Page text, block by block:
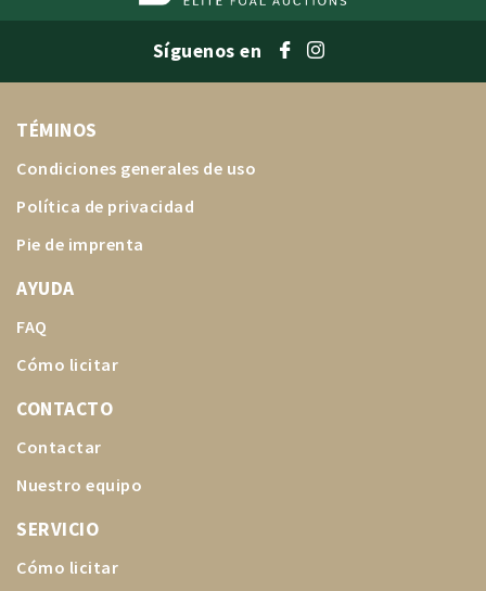
Síguenos en
TÉMINOS
Condiciones generales de uso
Política de privacidad
Pie de imprenta
AYUDA
FAQ
Cómo licitar
CONTACTO
Contactar
Nuestro equipo
SERVICIO
Cómo licitar